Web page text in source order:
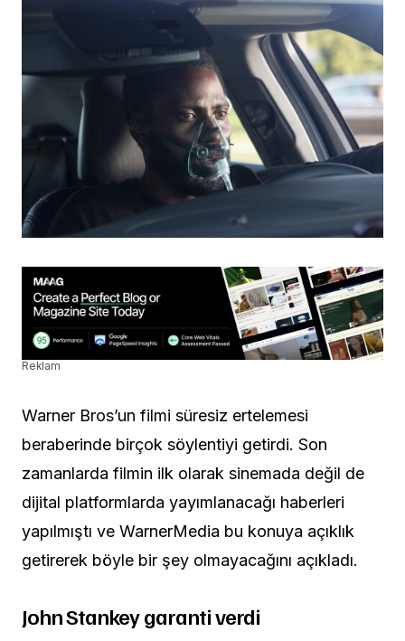
Reklam
Warner Bros’un filmi süresiz ertelemesi
beraberinde birçok söylentiyi getirdi. Son
zamanlarda filmin ilk olarak sinemada değil de
dijital platformlarda yayımlanacağı haberleri
yapılmıştı ve WarnerMedia bu konuya açıklık
getirerek böyle bir şey olmayacağını açıkladı.
John Stankey garanti verdi